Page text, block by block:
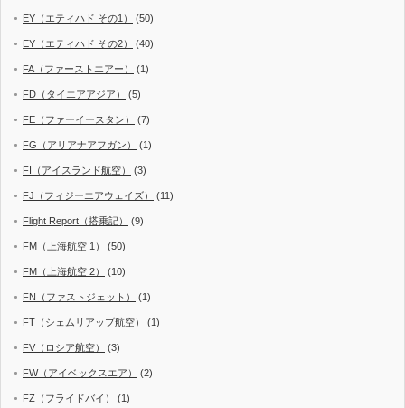
EY（エティハド その1） (50)
EY（エティハド その2） (40)
FA（ファーストエアー） (1)
FD（タイエアアジア） (5)
FE（ファーイースタン） (7)
FG（アリアナアフガン） (1)
FI（アイスランド航空） (3)
FJ（フィジーエアウェイズ） (11)
Flight Report（搭乗記） (9)
FM（上海航空 1） (50)
FM（上海航空 2） (10)
FN（ファストジェット） (1)
FT（シェムリアップ航空） (1)
FV（ロシア航空） (3)
FW（アイベックスエア） (2)
FZ（フライドバイ） (1)